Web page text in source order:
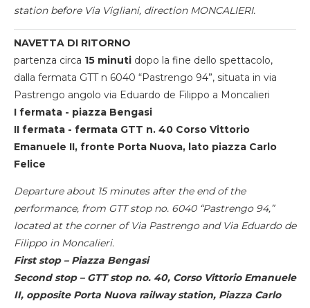
station before Via Vigliani, direction MONCALIERI.
NAVETTA DI RITORNO
partenza circa 15 minuti dopo la fine dello spettacolo,
dalla fermata GTT n 6040 “Pastrengo 94”, situata in via
Pastrengo angolo via Eduardo de Filippo a Moncalieri
I fermata - piazza Bengasi
II fermata - fermata GTT n. 40 Corso Vittorio
Emanuele II, fronte Porta Nuova, lato piazza Carlo
Felice
Departure about 15 minutes after the end of the
performance, from GTT stop no. 6040 “Pastrengo 94,”
located at the corner of Via Pastrengo and Via Eduardo de
Filippo in Moncalieri.
First stop – Piazza Bengasi
Second stop – GTT stop no. 40, Corso Vittorio Emanuele
II, opposite Porta Nuova railway station, Piazza Carlo